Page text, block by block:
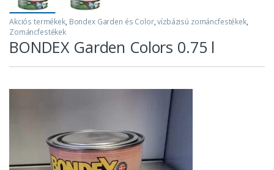
Akciós termékek, Bondex Garden és Color,vízbázisú zománcfestékek,
Zománcfestékek
BONDEX Garden Colors 0.75 l